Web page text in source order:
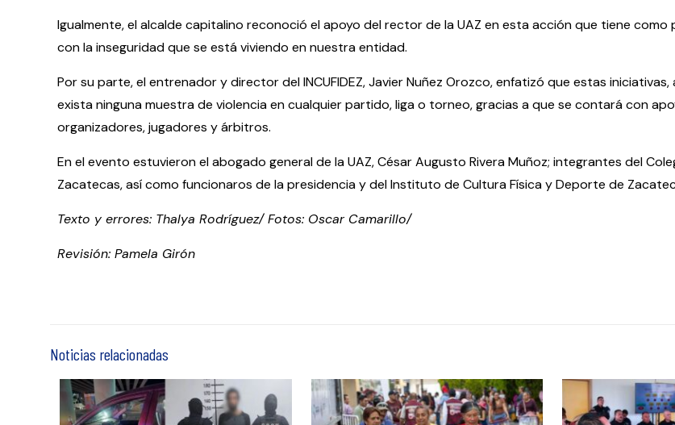
Igualmente, el alcalde capitalino reconoció el apoyo del rector de la UAZ en esta acción que tiene
con la inseguridad que se está viviendo en nuestra entidad.
Por su parte, el entrenador y director del INCUFIDEZ, Javier Nuñez Orozco, enfatizó que estas
exista ninguna muestra de violencia en cualquier partido, liga o torneo, gracias a que se contará con
organizadores, jugadores y árbitros.
En el evento estuvieron el abogado general de la UAZ, César Augusto Rivera Muñoz; integrantes del
Zacatecas, así como funcionaros de la presidencia y del Instituto de Cultura Física y Deporte de
Texto y errores: Thalya Rodríguez/ Fotos: Oscar Camarillo/
Revisión: Pamela Girón
Noticias relacionadas